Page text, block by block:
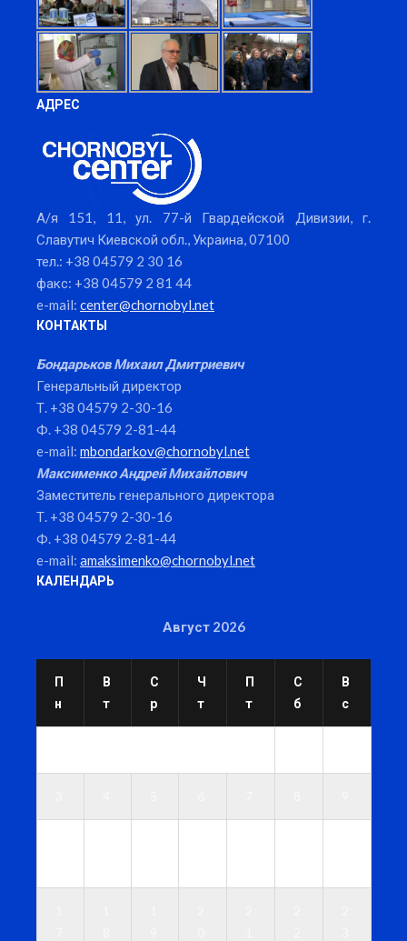
АДРЕС
А/я 151, 11, ул. 77-й Гвардейской Дивизии, г.
Славутич Киевской обл., Украина, 07100
тел.: +38 04579 2 30 16
факс: +38 04579 2 81 44
e-mail: center@chornobyl.net
КОНТАКТЫ
Бондарьков Михаил Дмитриевич
Генеральный директор
Т. +38 04579 2-30-16
Ф. +38 04579 2-81-44
e-mail: mbondarkov@chornobyl.net
Максименко Андрей Михайлович
Заместитель генерального директора
Т. +38 04579 2-30-16
Ф. +38 04579 2-81-44
e-mail: amaksimenko@chornobyl.net
КАЛЕНДАРЬ
Август 2026
П
н
В
т
С
р
Ч
т
П
т
С
б
В
с